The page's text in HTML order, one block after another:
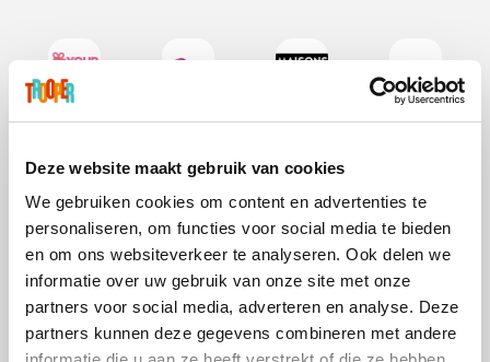
Deze website maakt gebruik van cookies
We gebruiken cookies om content en advertenties te
personaliseren, om functies voor social media te bieden
en om ons websiteverkeer te analyseren. Ook delen we
informatie over uw gebruik van onze site met onze
partners voor social media, adverteren en analyse. Deze
partners kunnen deze gegevens combineren met andere